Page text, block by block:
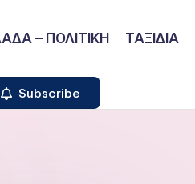
– ΠΟΛΙΤΙΚΗ ΤΑΞΙΔΙΑ
Subscribe